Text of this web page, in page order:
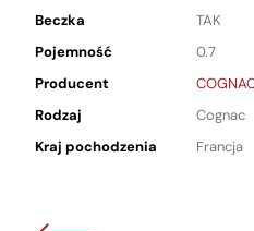
Beczka
TAK
Pojemność
0.7
Producent
Rodzaj
Cognac
Kraj pochodzenia
Francja